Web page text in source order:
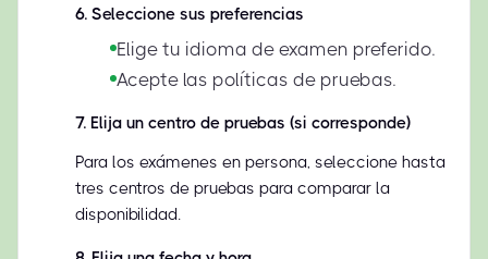
6. Seleccione sus preferencias
Elige tu idioma de examen preferido.
Acepte las políticas de pruebas.
7. Elija un centro de pruebas (si corresponde)
Para los exámenes en persona, seleccione hasta
tres centros de pruebas para comparar la
disponibilidad.